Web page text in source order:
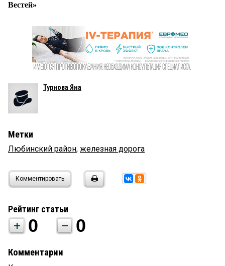
Вестей»
Турнова Яна
Метки
Любинский район, железная дорога
Комментировать
Рейтинг статьи
0 0
Комментарии